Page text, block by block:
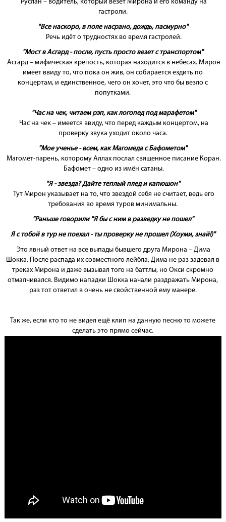
Руслан – водитель, который везёт Мирона и его команду на
гастроли.
"Все наскоро, в поле насрано, дождь, пасмурно"
Речь идёт о трудностях во время гастролей.
"Мост в Асгард - после, пусть просто везет с транспортом"
Асгард – мифическая крепость, которая находится в небесах. Мирон
имеет ввиду то, что пока он жив, он собирается ездить по
концертам, и единственное, чего он хочет, это что бы везло с
попутками.
"Час на чек, читаем рэп, как логопед под марафетом"
Час на чек – имеется ввиду, что перед каждым концертом, на
проверку звука уходит около часа.
"Мое ученье - всем, как Магомеда с Бафометом"
Магомет-парень, которому Аллах послал священное писание Коран.
Бафомет – одно из имён сатаны.
"Я - звезда? Дайте теплый плед и капюшон"
Тут Мирон указывает на то, что звездой себя не считает, ведь его
требования во время туров минимальны.
"Раньше говорили "Я бы с ним в разведку не пошел"
Я с тобой в тур не поехал - ты проверку не прошел (Хоуми, знай!)"
Это явный ответ на все выпады бывшего друга Мирона – Дима
Шокка. После распада их совместного лейбла, Дима не раз задевал в
треках Мирона и даже вызывал того на баттлы, но Окси скромно
отмалчивался. Видимо нападки Шокка начали раздражать Мирона,
раз тот ответил в очень не свойственной ему манере.
Так же, если кто то не видел ещё клип на данную песню то можете
сделать это прямо сейчас.